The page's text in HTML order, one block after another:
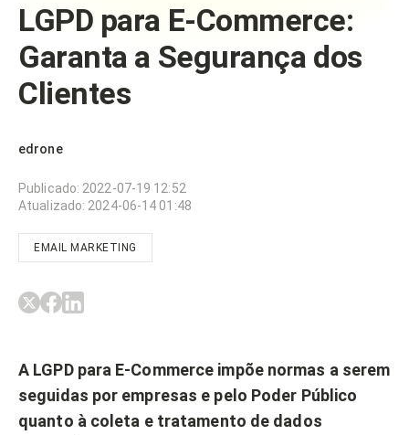
LGPD para E-Commerce:
Garanta a Segurança dos
Clientes
edrone
Publicado: 2022-07-19 12:52
Atualizado: 2024-06-14 01:48
EMAIL MARKETING
A LGPD para E-Commerce impõe normas a serem
seguidas por empresas e pelo Poder Público
quanto à coleta e tratamento de dados